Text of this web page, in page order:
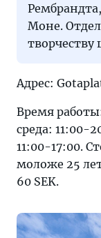
Моне.
творчеству
Адрес:
Время
среда: 11:00-
11:00-17:00.
моложе 25
60 SEK.